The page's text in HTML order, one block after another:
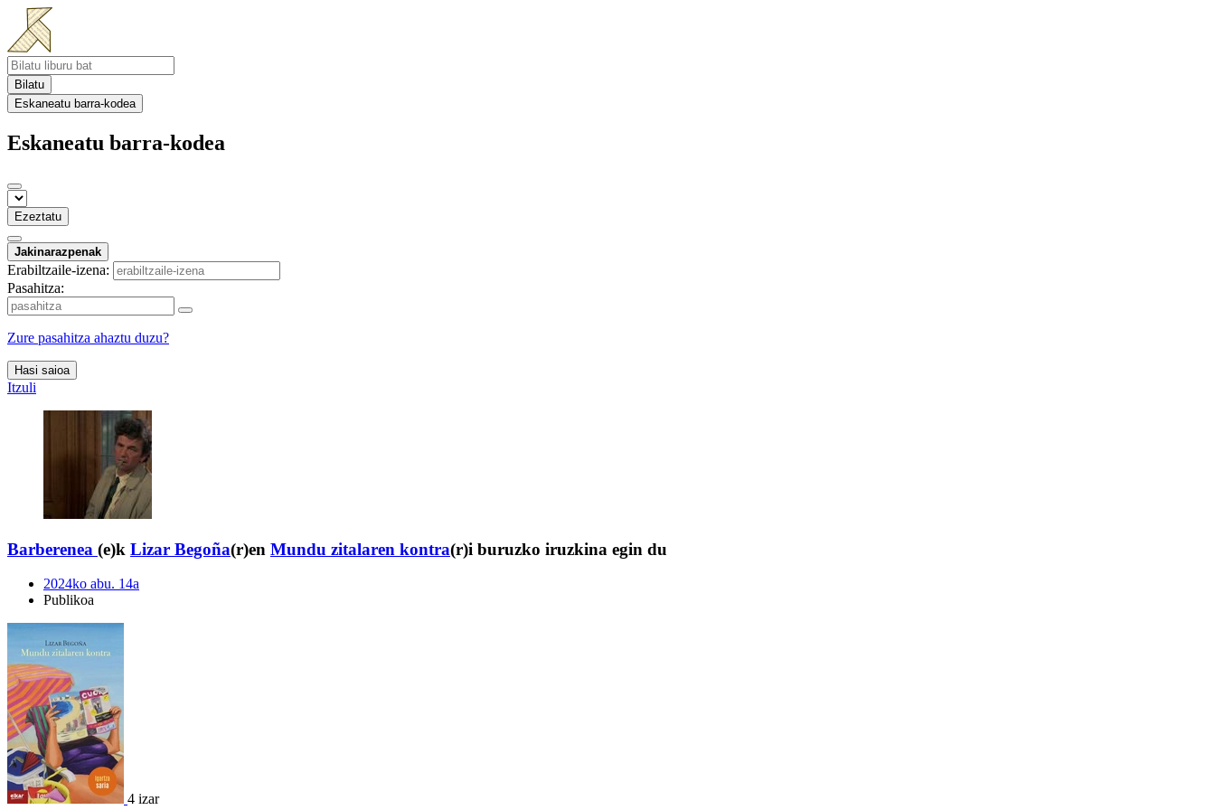
Bilatu
Eskaneatu barra-kodea
Eskaneatu barra-kodea
Ezeztatu
Jakinarazpenak
Erabiltzaile-izena:
Pasahitza:
Zure pasahitza ahaztu duzu?
Hasi saioa
Itzuli
Barberenea (e)k Lizar Begoña(r)en Mundu zitalaren kontra(r)i buruzko iruzkina egin du
2024ko abu. 14a
Publikoa
4 izar